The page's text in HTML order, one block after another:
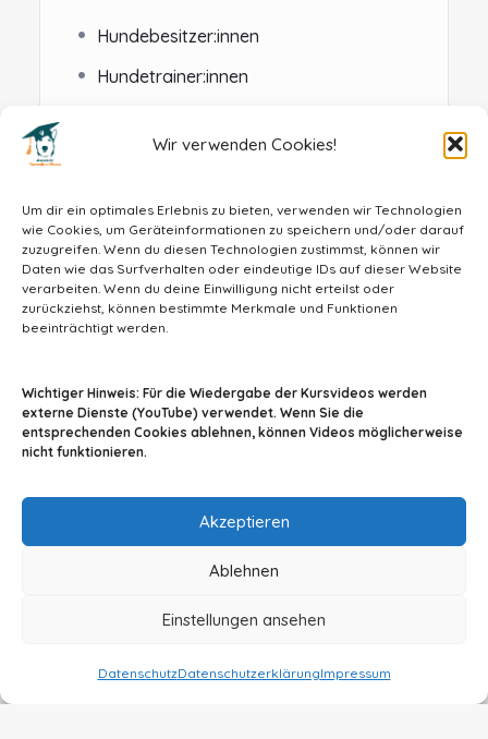
Wir verwenden Cookies!
Um dir ein optimales Erlebnis zu bieten, verwenden wir Technologien
wie Cookies, um Geräteinformationen zu speichern und/oder darauf
zuzugreifen. Wenn du diesen Technologien zustimmst, können wir
Daten wie das Surfverhalten oder eindeutige IDs auf dieser Website
verarbeiten. Wenn du deine Einwilligung nicht erteilst oder
zurückziehst, können bestimmte Merkmale und Funktionen
beeinträchtigt werden.
Wichtiger Hinweis: Für die Wiedergabe der Kursvideos werden
externe Dienste (YouTube) verwendet. Wenn Sie die
entsprechenden Cookies ablehnen, können Videos möglicherweise
nicht funktionieren.
Akzeptieren
Ablehnen
Einstellungen ansehen
DatenschutzDatenschutzerklärungImpressum
Hundebesitzer:innen
Hundetrainer:innen
Hunden arbeiten
info@tiermedizin-wissen.de
© 2024 By A2Z-Soft